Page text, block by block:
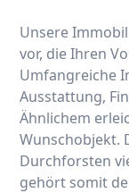
Unsere
vor, die Ihren
Umfangreiche
Ausstattung,
Ähnlichem
Wunschobjekt.
Durchforsten
gehört somit